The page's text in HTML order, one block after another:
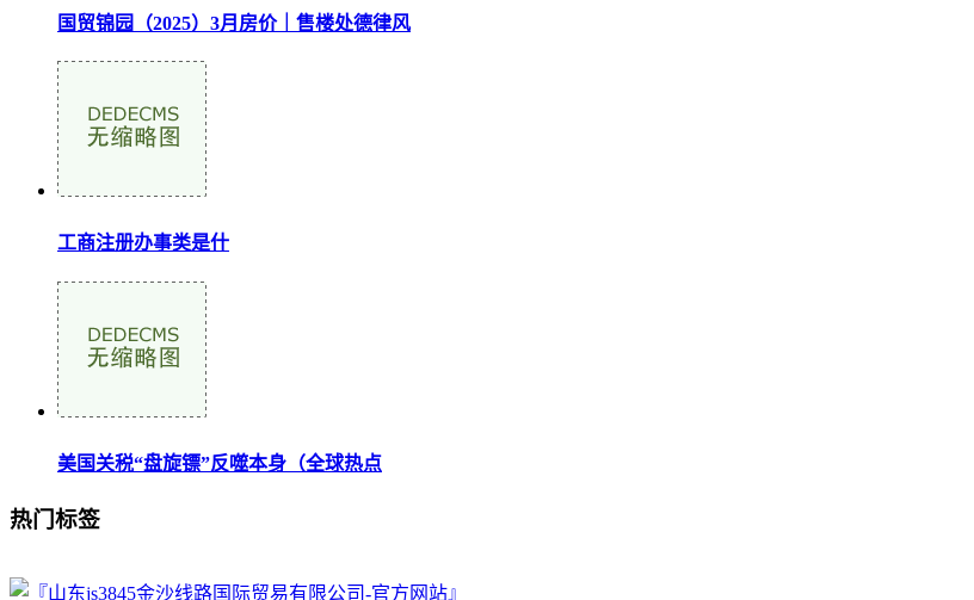
国贸锦园（2025）3月房价｜售楼处德律风
工商注册办事类是什
美国关税“盘旋镖”反噬本身（全球热点
热门标签